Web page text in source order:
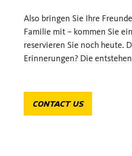
Also bringen Sie Ihre
Familie mit – kommen Sie
reservieren Sie noch heute.
Erinnerungen? Die
CONTACT US